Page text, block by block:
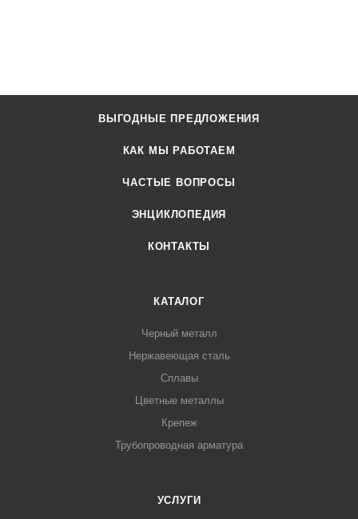
ВЫГОДНЫЕ ПРЕДЛОЖЕНИЯ
КАК МЫ РАБОТАЕМ
ЧАСТЫЕ ВОПРОСЫ
ЭНЦИКЛОПЕДИЯ
КОНТАКТЫ
КАТАЛОГ
Черный металл
Нержавеющая сталь
Сплавы
Цветные металлы
Крепеж
Трубопроводная арматура
УСЛУГИ